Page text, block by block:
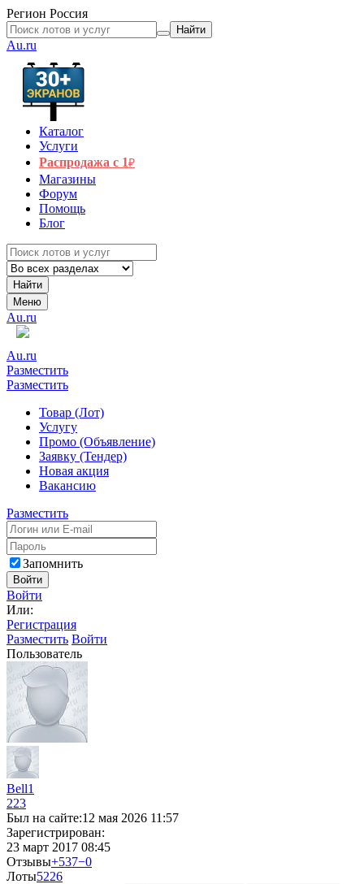
Регион Россия
Найти
Au.ru
Каталог
Услуги
Распродажа с 1₽
Магазины
Форум
Помощь
Блог
Найти
Меню
Au.ru
Au.ru
Разместить
Разместить
Товар (Лот)
Услугу
Промо (Объявление)
Заявку (Тендер)
Новая акция
Вакансию
Разместить
Запомнить
Войти
Войти
Или:
Регистрация
Разместить Войти
Пользователь
Bell1
223
Был на сайте:12 мая 2026 11:57
Зарегистрирован:
23 март 2017 08:45
Отзывы+537−0
Лоты5226